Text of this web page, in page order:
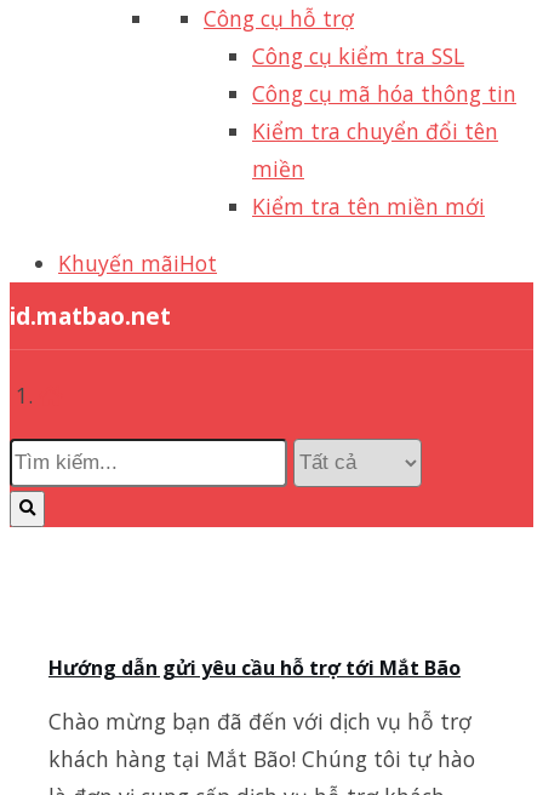
Công cụ hỗ trợ
Công cụ kiểm tra SSL
Công cụ mã hóa thông tin
Kiểm tra chuyển đổi tên
miền
Kiểm tra tên miền mới
Khuyến mãiHot
id.matbao.net
Hướng dẫn gửi yêu cầu hỗ trợ tới Mắt Bão
Chào mừng bạn đã đến với dịch vụ hỗ trợ
khách hàng tại Mắt Bão! Chúng tôi tự hào